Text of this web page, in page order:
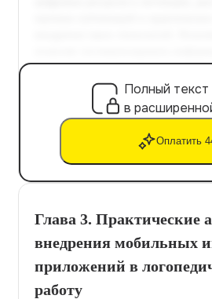
Полный
в
Оплатить
Глава 3. Практические
внедрения мобильных
приложений в
работу